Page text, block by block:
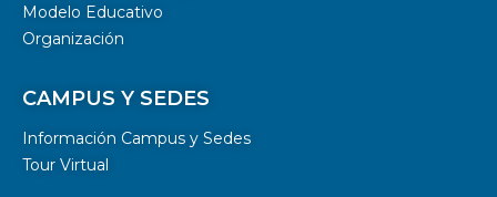
Modelo Educativo
Organización
CAMPUS Y SEDES
Información Campus y Sedes
Tour Virtual